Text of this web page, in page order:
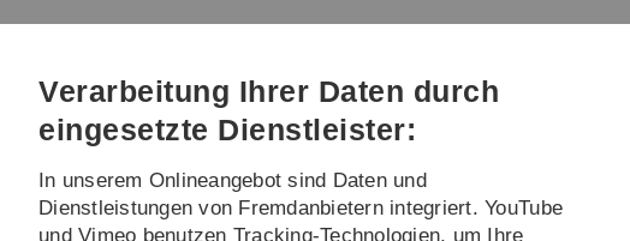
Direkt
Direkt
Direkt
(Sprache,
Drucken,
Social
Direkt
Direkt
Forschung Transfer
Verarbeitung Ihrer Daten durch
eingesetzte Dienstleister:
In unserem Onlineangebot sind Daten und
Dienstleistungen von Fremdanbietern integriert. YouTube
und Vimeo benutzen Tracking-Technologien, um Ihre